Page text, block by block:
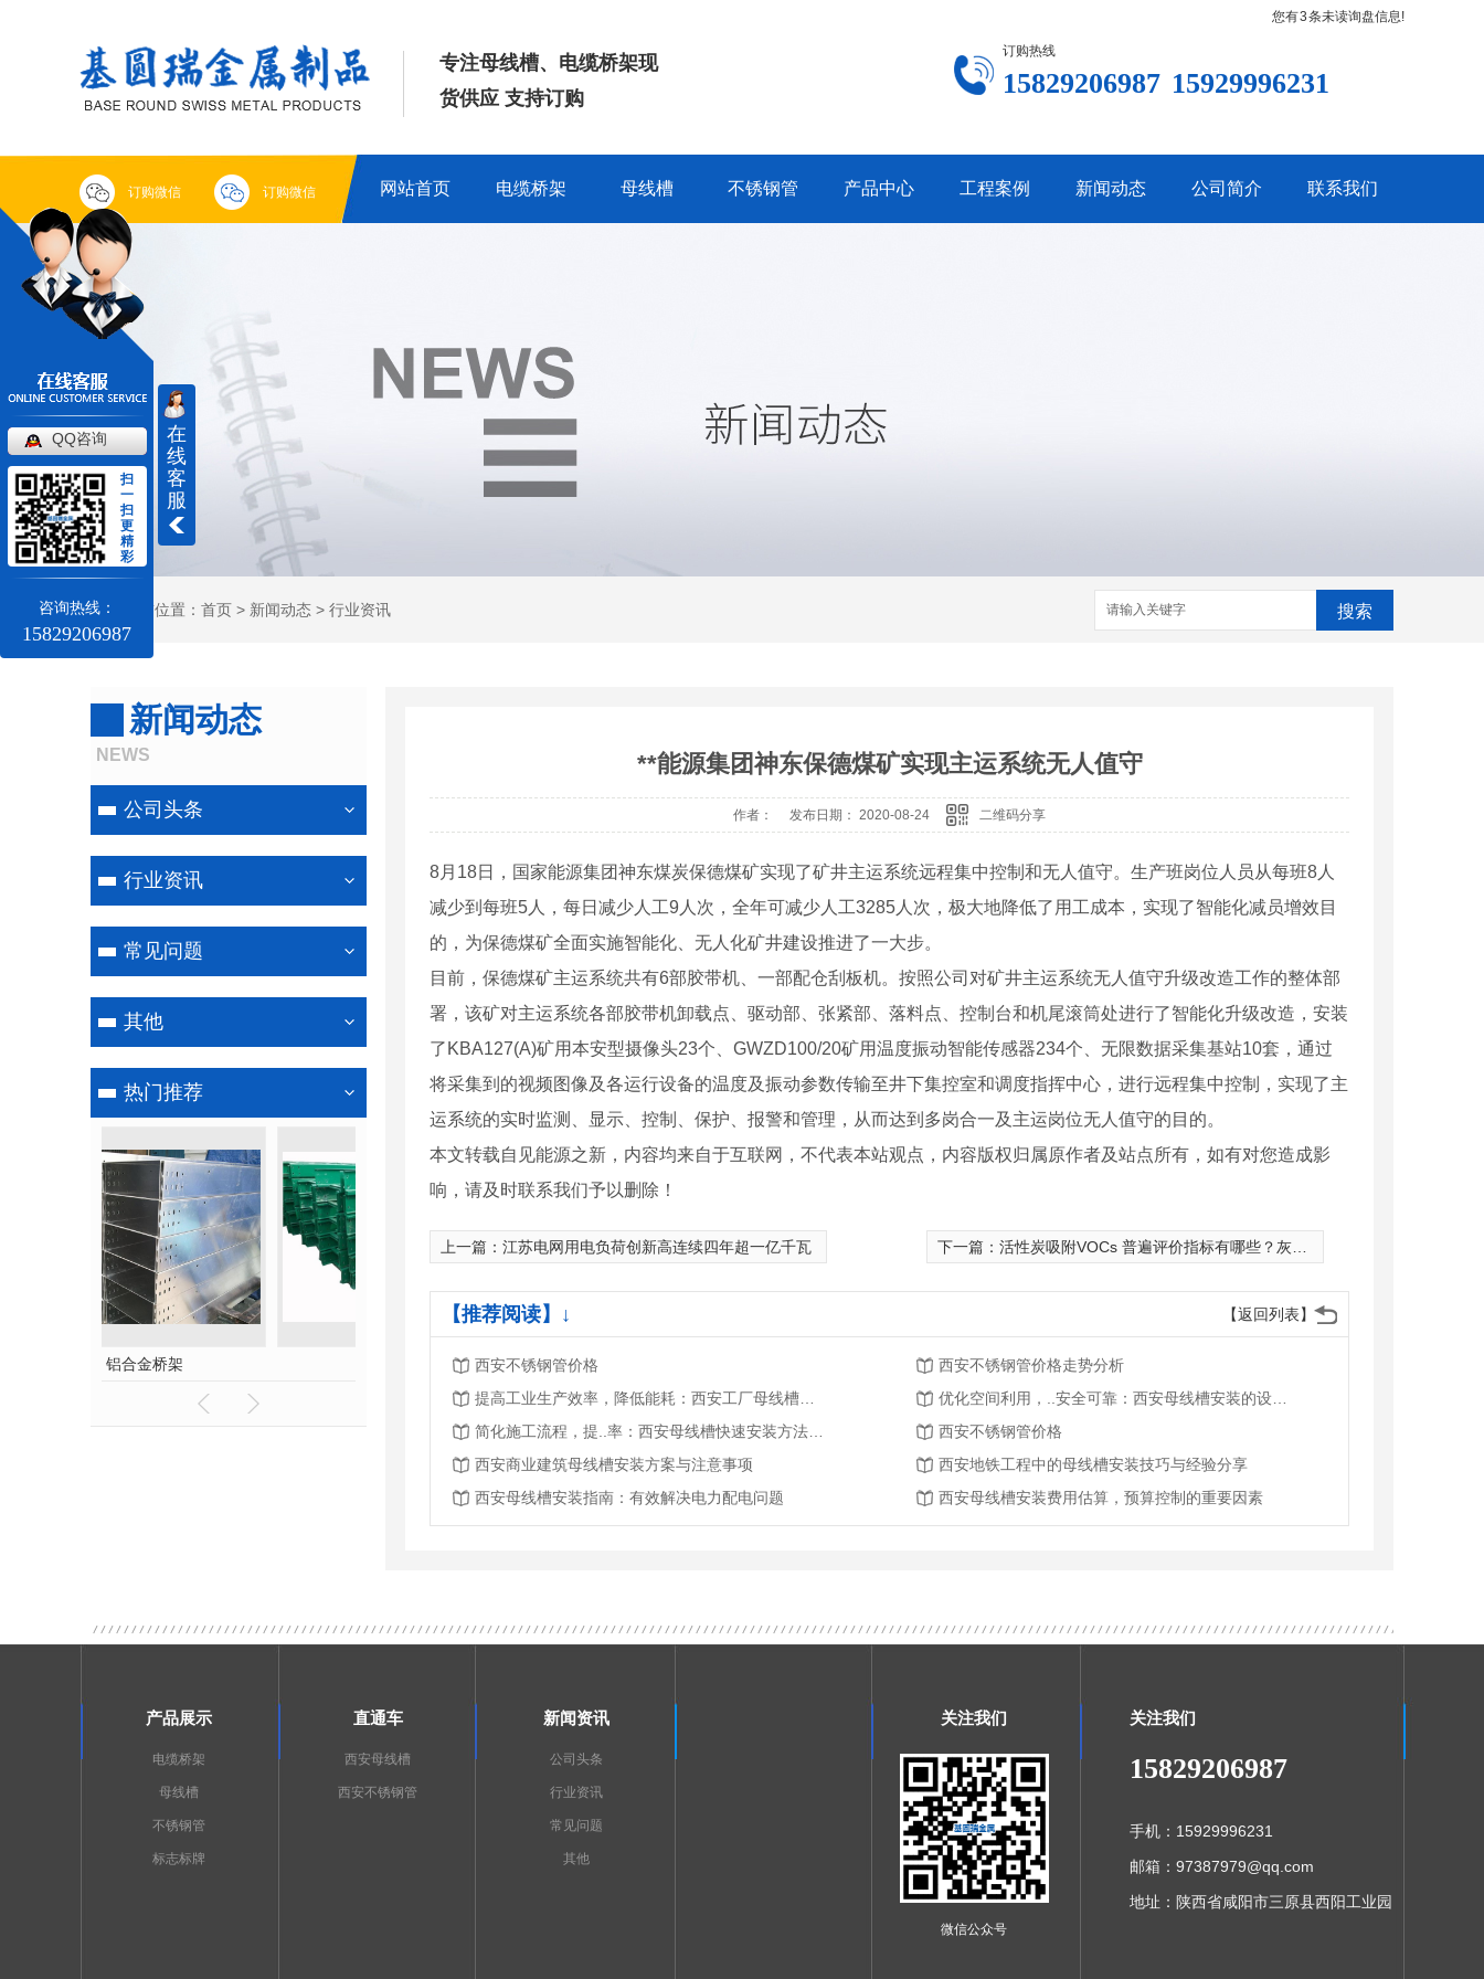
您有3条未读询盘信息!
专注母线槽、电缆桥架现
货供应 支持订购
订购热线
15829206987 15929996231
订购微信 订购微信 网站首页 电缆桥架 母线槽 不锈钢管 产品中心 工程案例 新闻动态 公司简介 联系我们
当前位置： 首页 > 新闻动态 > 行业资讯 搜索
新闻动态
NEWS
公司头条
行业资讯
常见问题
其他
热门推荐
标识标牌厂家
**能源集团神东保德煤矿实现主运系统无人值守
作者： 发布日期： 2020-08-24 二维码分享
8月18日，国家能源集团神东煤炭保德煤矿实现了矿井主运系统远程集中控制和无人值守。生产班岗位人员从每班8人
减少到每班5人，每日减少人工9人次，全年可减少人工3285人次，极大地降低了用工成本，实现了智能化减员增效目
的，为保德煤矿全面实施智能化、无人化矿井建设推进了一大步。
目前，保德煤矿主运系统共有6部胶带机、一部配仓刮板机。按照公司对矿井主运系统无人值守升级改造工作的整体部
署，该矿对主运系统各部胶带机卸载点、驱动部、张紧部、落料点、控制台和机尾滚筒处进行了智能化升级改造，安装
了KBA127(A)矿用本安型摄像头23个、GWZD100/20矿用温度振动智能传感器234个、无限数据采集基站10套，通过
将采集到的视频图像及各运行设备的温度及振动参数传输至井下集控室和调度指挥中心，进行远程集中控制，实现了主
运系统的实时监测、显示、控制、保护、报警和管理，从而达到多岗合一及主运岗位无人值守的目的。
本文转载自见能源之新，内容均来自于互联网，不代表本站观点，内容版权归属原作者及站点所有，如有对您造成影
响，请及时联系我们予以删除！
上一篇： 江苏电网用电负荷创新高连续四年超一亿千瓦 下一篇： 活性炭吸附VOCs 普遍评价指标有哪些？灰分，水分，堆积重这三点
【返回列表】
【推荐阅读】↓
西安不锈钢管价格
西安不锈钢管价格走势分析
西安不锈钢管价格
西安商业建筑母线槽安装方案与注意事项
西安地铁工程中的母线槽安装技巧与经验分享
西安母线槽安装指南：有效解决电力配电问题
西安母线槽安装费用估算，预算控制的重要因素
产品展示
电缆桥架
母线槽
不锈钢管
标志标牌
直通车
西安母线槽
西安不锈钢管
新闻资讯
公司头条
行业资讯
常见问题
其他
关注我们
微信公众号
关注我们
15829206987
手机：15929996231
邮箱：97387979@qq.com
地址：陕西省咸阳市三原县西阳工业园
在
线
客
服
QQ咨询
扫
一
扫
更
精
彩
咨询热线：
15829206987